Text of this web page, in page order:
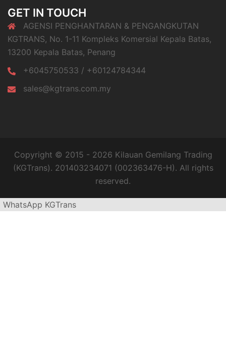
GET IN TOUCH
AGENSI PENGHANTARAN & PENGANGKUTAN
KGTRANS, No. 1-11 Kompleks Komersial Kepala Batas,
13200 Kepala Batas, Penang
+6045750533 / +60124784344
sales@kgtrans.com.my
Copyright © 2015 - 2026 Kilauan Gemilang Trading
(KGTrans). 201403234071 (002363476-H). All rights
reserved.
WhatsApp KGTrans